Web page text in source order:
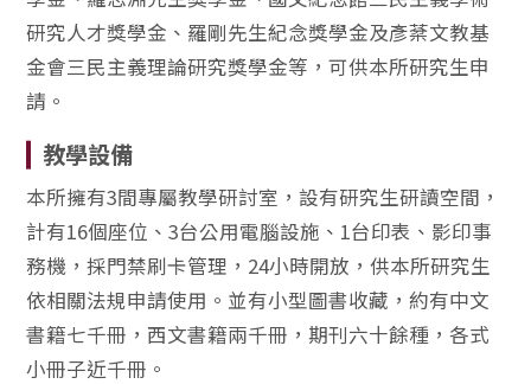
研究人才獎學金、羅剛先生紀念獎學金及彥棻文教基
金會三民主義理論研究獎學金等，可供本所研究生申
請。
教學設備
本所擁有3間專屬教學研討室，設有研究生研讀空間，
計有16個座位、3台公用電腦設施、1台印表、影印事
務機，採門禁刷卡管理，24小時開放，供本所研究生
依相關法規申請使用。並有小型圖書收藏，約有中文
書籍七千冊，西文書籍兩千冊，期刊六十餘種，各式
小冊子近千冊。